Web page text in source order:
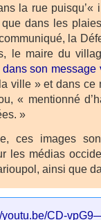
la rue puisqu’«
dans les
la
le maire du
dans son message
ville » et dans ce
« mentionné
»
ces images
les médias
ainsi que
youtu.be/CD-